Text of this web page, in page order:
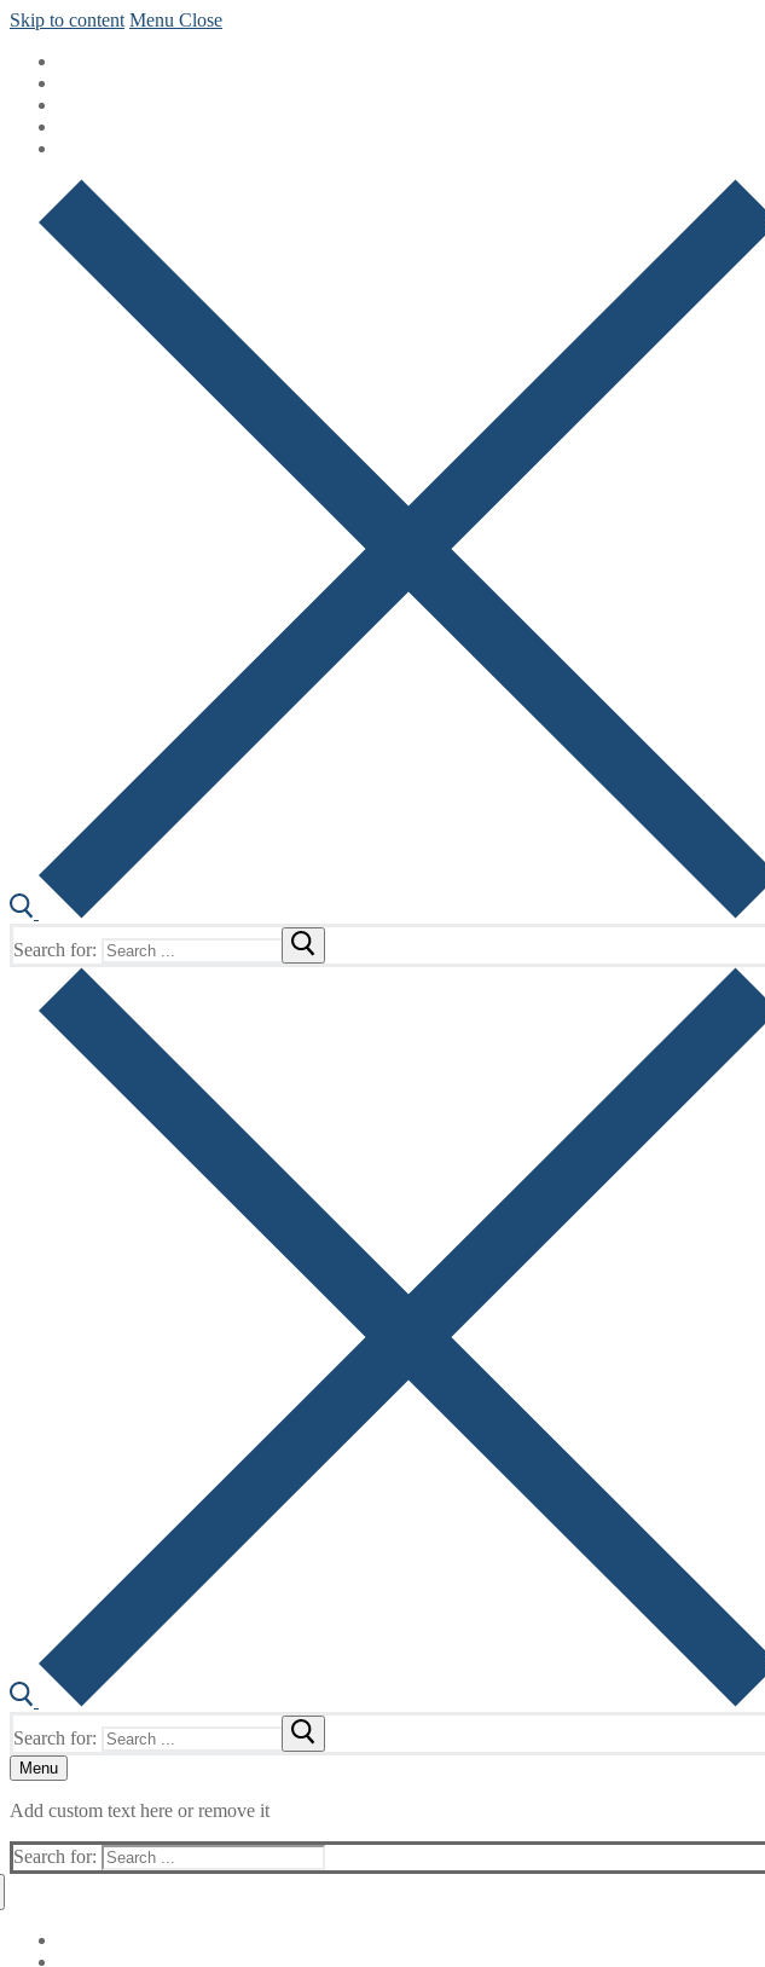
Skip to content Menu Close
Search for:
Search for:
Menu
Add custom text here or remove it
Search for: